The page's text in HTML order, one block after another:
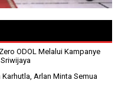
ODOL Melalui Kampanye
Arlan Minta Semua